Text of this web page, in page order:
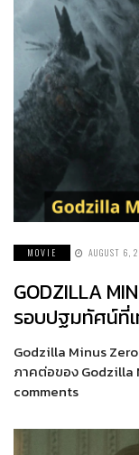
MOVIE AUGUST 6,
GODZILLA
รอบปฐมทัศน์ที่
Godzilla Minus
ภาคต่อของ Godzilla
comments